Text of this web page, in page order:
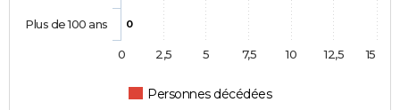
0
Personnes décédées
Plus de 100 ans
0 2,5 5 7,5 10 12,5 15